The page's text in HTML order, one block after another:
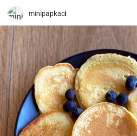
minipapkaci